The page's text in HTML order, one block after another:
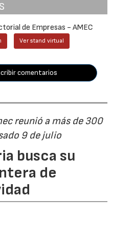
de Empresas - AMEC
Ver stand virtual
comentarios
reunió a más de 300
9 de julio
busca su
de